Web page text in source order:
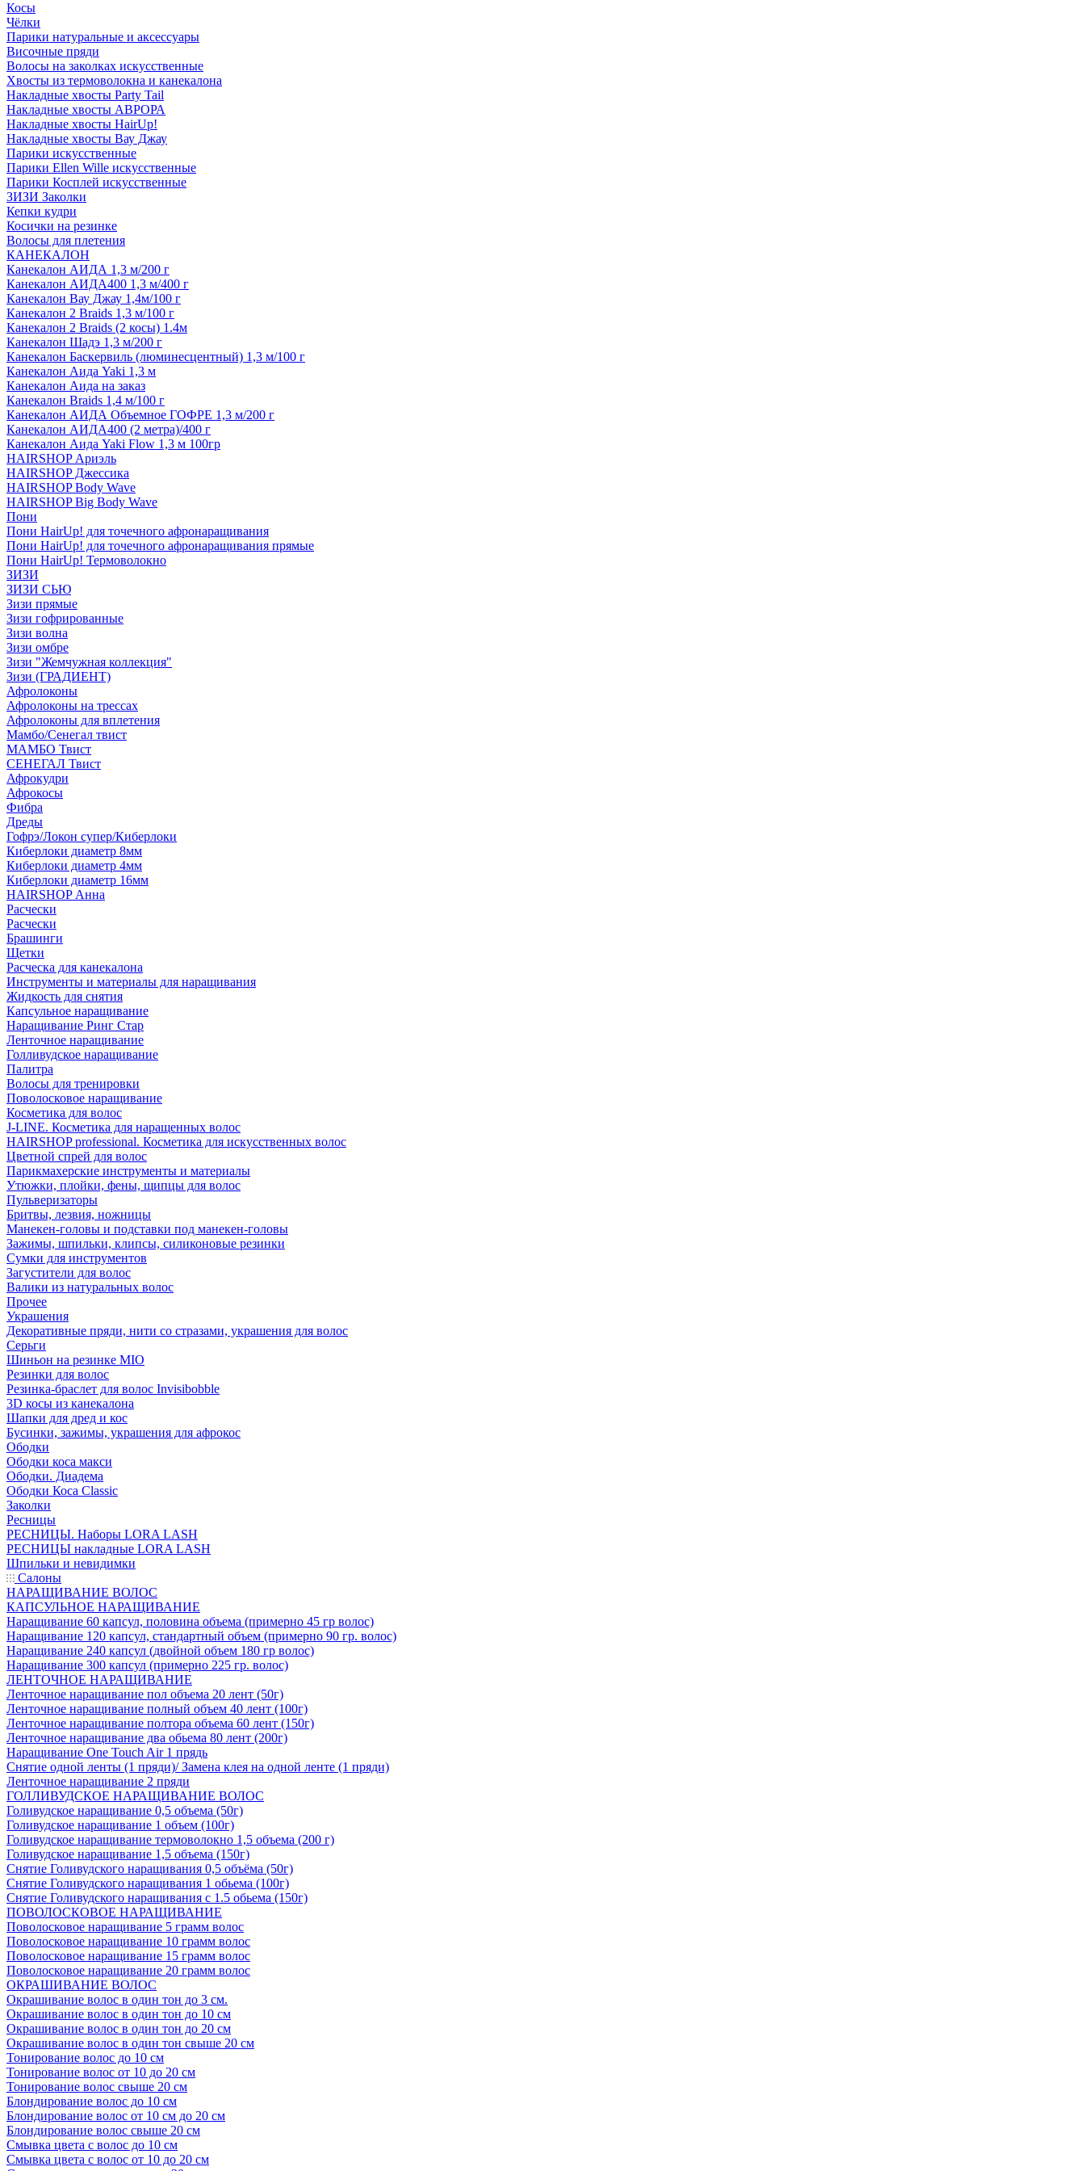
Косы
Чёлки
Парики натуральные и аксессуары
Височные пряди
Волосы на заколках искусственные
Хвосты из термоволокна и канекалона
Накладные хвосты Party Tail
Накладные хвосты АВРОРА
Накладные хвосты HairUp!
Накладные хвосты Вау Джау
Парики искусственные
Парики Ellen Wille искусственные
Парики Косплей искусственные
ЗИЗИ Заколки
Кепки кудри
Косички на резинке
Волосы для плетения
КАНЕКАЛОН
Канекалон АИДА 1,3 м/200 г
Канекалон АИДА400 1,3 м/400 г
Канекалон Вау Джау 1,4м/100 г
Канекалон 2 Braids 1,3 м/100 г
Канекалон 2 Braids (2 косы) 1.4м
Канекалон Шадэ 1,3 м/200 г
Канекалон Баскервиль (люминесцентный) 1,3 м/100 г
Канекалон Аида Yaki 1,3 м
Канекалон Аида на заказ
Канекалон Braids 1,4 м/100 г
Канекалон АИДА Объемное ГОФРЕ 1,3 м/200 г
Канекалон АИДА400 (2 метра)/400 г
Канекалон Аида Yaki Flow 1,3 м 100гр
HAIRSHOP Ариэль
HAIRSHOP Джессика
HAIRSHOP Body Wave
HAIRSHOP Big Body Wave
Пони
Пони HairUp! для точечного афронаращивания
Пони HairUp! для точечного афронаращивания прямые
Пони HairUp! Термоволокно
ЗИЗИ
ЗИЗИ СЬЮ
Зизи прямые
Зизи гофрированные
Зизи волна
Зизи омбре
Зизи "Жемчужная коллекция"
Зизи (ГРАДИЕНТ)
Афролоконы
Афролоконы на трессах
Афролоконы для вплетения
Мамбо/Сенегал твист
МАМБО Твист
СЕНЕГАЛ Твист
Афрокудри
Афрокосы
Фибра
Дреды
Гофрэ/Локон супер/Киберлоки
Киберлоки диаметр 8мм
Киберлоки диаметр 4мм
Киберлоки диаметр 16мм
HAIRSHOP Анна
Расчески
Расчески
Брашинги
Щетки
Расческа для канекалона
Инструменты и материалы для наращивания
Жидкость для снятия
Капсульное наращивание
Наращивание Ринг Стар
Ленточное наращивание
Голливудское наращивание
Палитра
Волосы для тренировки
Поволосковое наращивание
Косметика для волос
J-LINE. Косметика для наращенных волос
HAIRSHOP professional. Косметика для искусственных волос
Цветной спрей для волос
Парикмахерские инструменты и материалы
Утюжки, плойки, фены, щипцы для волос
Пульверизаторы
Бритвы, лезвия, ножницы
Манекен-головы и подставки под манекен-головы
Зажимы, шпильки, клипсы, силиконовые резинки
Сумки для инструментов
Загустители для волос
Валики из натуральных волос
Прочее
Украшения
Декоративные пряди, нити со стразами, украшения для волос
Серьги
Шиньон на резинке MIO
Резинки для волос
Резинка-браслет для волос Invisibobble
3D косы из канекалона
Шапки для дред и кос
Бусинки, зажимы, украшения для афрокос
Ободки
Ободки коса макси
Ободки. Диадема
Ободки Коса Classic
Заколки
Ресницы
РЕСНИЦЫ. Наборы LORA LASH
РЕСНИЦЫ накладные LORA LASH
Шпильки и невидимки
Салоны
НАРАЩИВАНИЕ ВОЛОС
КАПСУЛЬНОЕ НАРАЩИВАНИЕ
Наращивание 60 капсул, половина объема (примерно 45 гр волос)
Наращивание 120 капсул, стандартный объем (примерно 90 гр. волос)
Наращивание 240 капсул (двойной объем 180 гр волос)
Наращивание 300 капсул (примерно 225 гр. волос)
ЛЕНТОЧНОЕ НАРАЩИВАНИЕ
Ленточное наращивание пол объема 20 лент (50г)
Ленточное наращивание полный объем 40 лент (100г)
Ленточное наращивание полтора объема 60 лент (150г)
Ленточное наращивание два обьема 80 лент (200г)
Наращивание One Touch Air 1 прядь
Снятие одной ленты (1 пряди)/ Замена клея на одной ленте (1 пряди)
Ленточное наращивание 2 пряди
ГОЛЛИВУДСКОЕ НАРАЩИВАНИЕ ВОЛОС
Голивудское наращивание 0,5 объема (50г)
Голивудское наращивание 1 объем (100г)
Голивудское наращивание термоволокно 1,5 объема (200 г)
Голивудское наращивание 1,5 объема (150г)
Снятие Голивудского наращивания 0,5 объёма (50г)
Снятие Голивудского наращивания 1 обьема (100г)
Снятие Голивудского наращивания с 1.5 обьема (150г)
ПОВОЛОСКОВОЕ НАРАЩИВАНИЕ
Поволосковое наращивание 5 грамм волос
Поволосковое наращивание 10 грамм волос
Поволосковое наращивание 15 грамм волос
Поволосковое наращивание 20 грамм волос
ОКРАШИВАНИЕ ВОЛОС
Окрашивание волос в один тон до 3 см.
Окрашивание волос в один тон до 10 см
Окрашивание волос в один тон до 20 см
Окрашивание волос в один тон свыше 20 см
Тонирование волос до 10 см
Тонирование волос от 10 до 20 см
Тонирование волос свыше 20 см
Блондирование волос до 10 см
Блондирование волос от 10 см до 20 см
Блондирование волос свыше 20 см
Смывка цвета с волос до 10 см
Смывка цвета с волос от 10 до 20 см